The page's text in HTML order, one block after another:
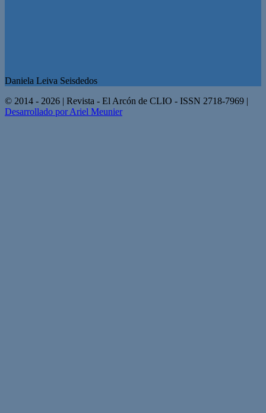
Daniela Leiva Seisdedos
© 2014 - 2026 | Revista - El Arcón de CLIO - ISSN 2718-7969 |
Desarrollado por Ariel Meunier